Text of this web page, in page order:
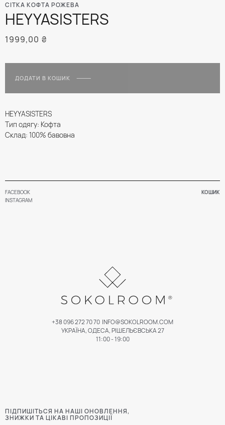
СІТКА КОФТА РОЖЕВА
HEYYASISTERS
1999,00 ₴
ДОДАТИ В КОШИК
HEYYASISTERS
Тип одягу: Кофта
Склад: 100% бавовна
FACEBOOK КОШИК
ПІДПИШІТЬСЯ НА НАШІ ОНОВЛЕННЯ,
ЗНИЖКИ ТА ЦІКАВІ ПРОПОЗИЦІЇ
+38 096 272 70 70 INFO@SOKOLROOM.COM
УКРАЇНА, ОДЕСА, РІШЕЛЬЄВСЬКА 27
11:00 - 19:00
INSTAGRAM